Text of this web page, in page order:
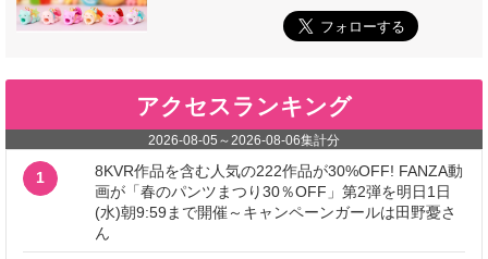
アクセスランキング
2026-08-05 ～2026-08-06集計分
1
8KVR作品を含む人気の222作品が30%OFF! FANZA動
画が「春のパンツまつり30％OFF」第2弾を明日1日
(水)朝9:59まで開催～キャンペーンガールは田野憂さ
ん